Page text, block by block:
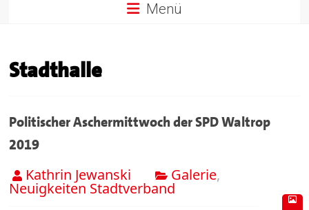
Menü
Stadthalle
Politischer Aschermittwoch der SPD Waltrop
2019
Kathrin Jewanski Galerie,
Neuigkeiten Stadtverband